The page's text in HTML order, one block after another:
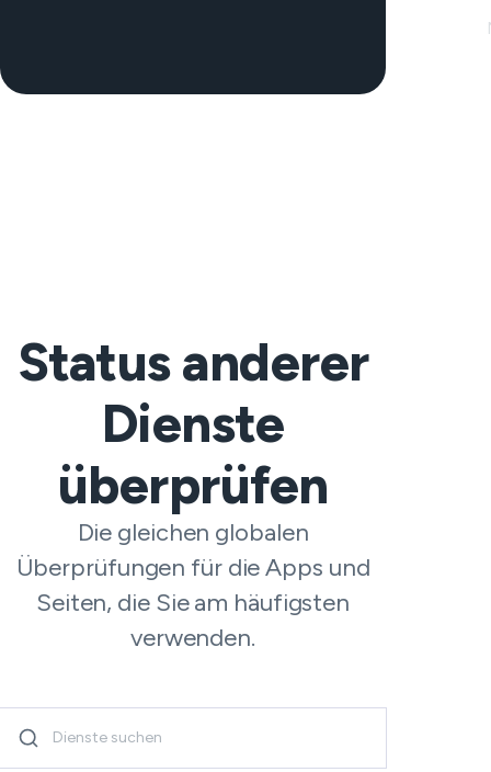
Status anderer
Dienste
überprüfen
Die gleichen globalen
Überprüfungen für die Apps und
Seiten, die Sie am häufigsten
verwenden.